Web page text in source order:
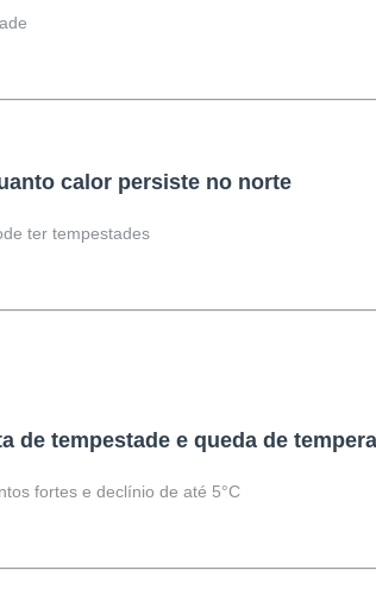
calor persiste no norte
ter tempestades
de tempestade e queda de
fortes e declínio de até 5°C